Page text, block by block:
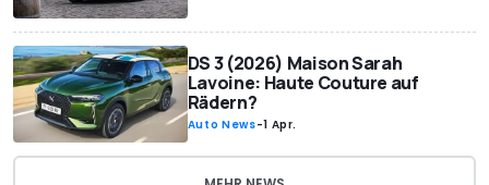
DS 3 (2026) Maison Sarah
Lavoine: Haute Couture auf
Rädern?
Auto News-1 Apr.